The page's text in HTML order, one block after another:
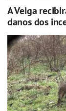
A Veiga
danos dos